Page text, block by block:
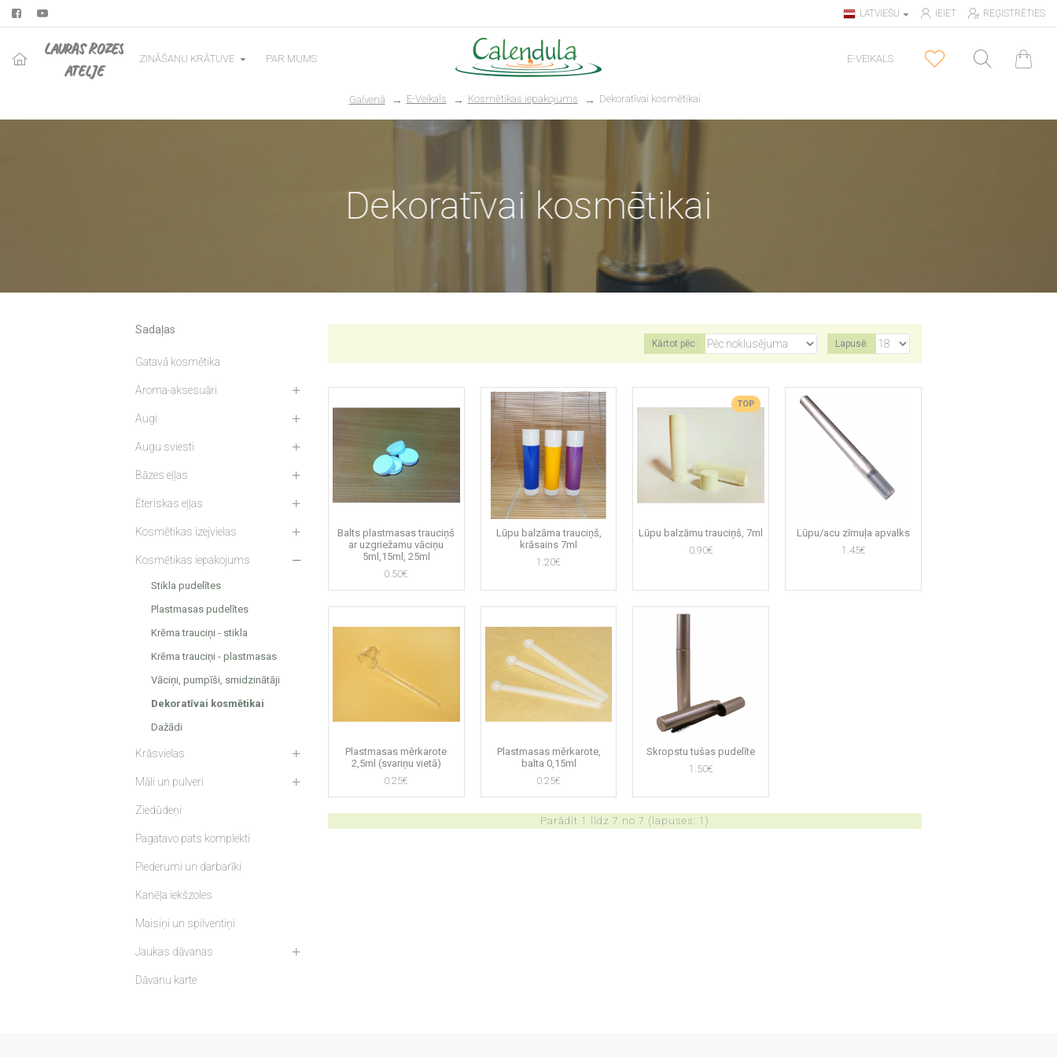
LATVIEŠU IEIET REĢISTRĒTIES
LAURAS ROZES
ATELJE
ZINĀŠANU KRĀTUVE PAR MUMS E-VEIKALS
Galvenā E-Veikals Kosmētikas iepakojums Dekoratīvai kosmētikai
Dekoratīvai kosmētikai
Sadaļas
Gatavā kosmētika
Aroma-aksesuāri
Augi
Augu sviesti
Bāzes eļļas
Ēteriskas eļļas
Kosmētikas izejvielas
Kosmētikas iepakojums
Stikla pudelītes
Plastmasas pudelītes
Krēma trauciņi - stikla
Krēma trauciņi - plastmasas
Vāciņi, pumpīši, smidzinātāji
Dekoratīvai kosmētikai
Dažādi
Krāsvielas
Māli un pulveri
Ziedūdeņi
Pagatavo pats komplekti
Piederumi un darbarīki
Kanēļa iekšzoles
Maisiņi un spilventiņi
Jaukas dāvanas
Dāvanu karte
Kārtot pēc: Lapusē:
Balts plastmasas trauciņš
ar uzgriežamu vāciņu
5ml,15ml, 25ml
0.50€
Lūpu balzāma trauciņš,
krāsains 7ml
1.20€
TOP
Lūpu balzāmu trauciņš, 7ml
0.90€
Lūpu/acu zīmuļa apvalks
1.45€
Plastmasas mērkarote
2,5ml (svariņu vietā)
0.25€
Plastmasas mērkarote,
balta 0,15ml
0.25€
Skropstu tušas pudelīte
1.50€
Parādīt 1 līdz 7 no 7 (lapuses: 1)